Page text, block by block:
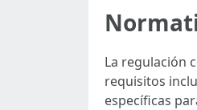
La regulación
requisitos
específicas